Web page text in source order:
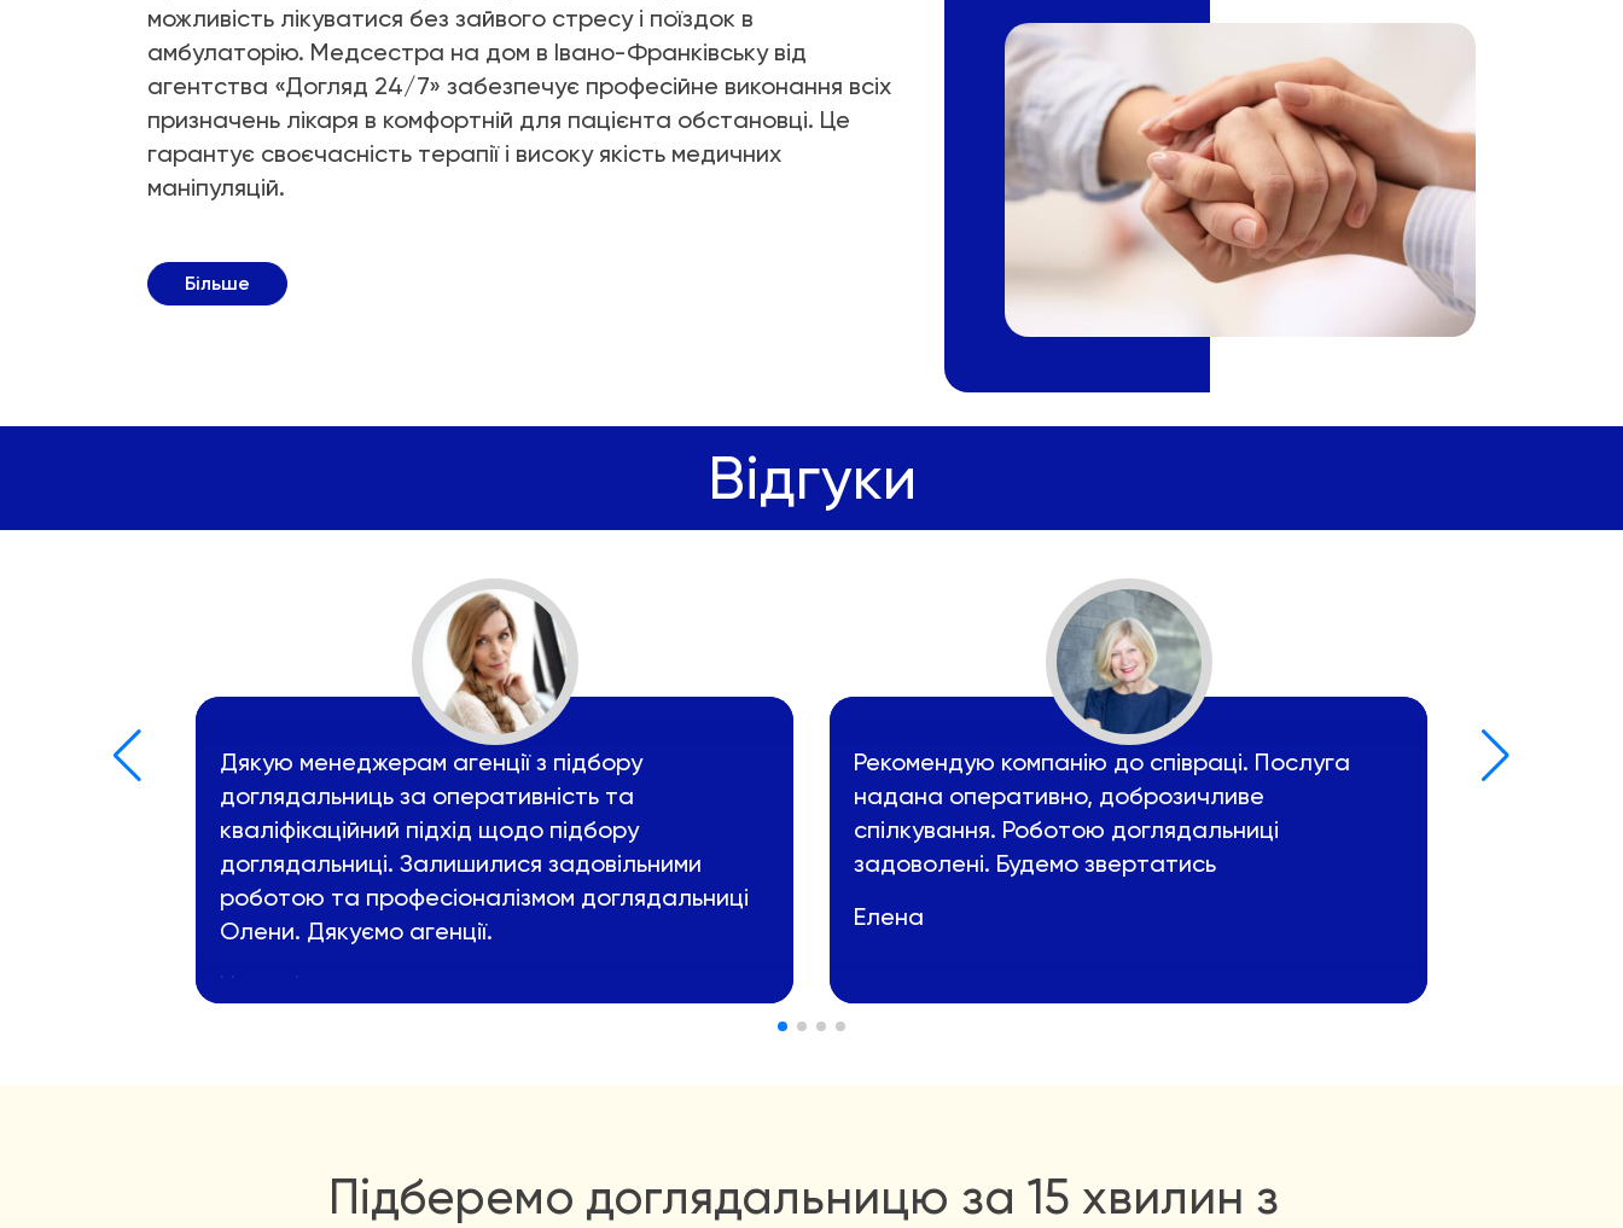
можливість лікуватися без зайвого стресу і поїздок в
амбулаторію. Медсестра на дом в Івано-Франківську від
агентства «Догляд 24/7» забезпечує професійне виконання всіх
призначень лікаря в комфортній для пацієнта обстановці. Це
гарантує своєчасність терапії і високу якість медичних
маніпуляцій.
Більше
Відгуки
Дякую менеджерам агенції з підбору
доглядальниць за оперативність та
кваліфікаційний підхід щодо підбору
доглядальниці. Залишилися задовільними
роботою та професіоналізмом доглядальниці
Олени. Дякуємо агенції.
Наталія
Рекомендую компанію до співраці. Послуга
надана оперативно, доброзичливе
спілкування. Роботою доглядальниці
задоволені. Будемо звертатись
Елена
Дякую
Підберемо доглядальницю за 15 хвилин з